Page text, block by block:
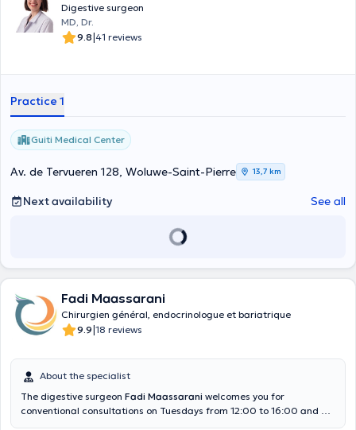
Digestive surgeon
MD, Dr.
9.8|41 reviews
Practice 1
Guiti Medical Center
Av. de Tervueren 128, Woluwe-Saint-Pierre 13,7 km
Next availability See all
Fadi Maassarani
Chirurgien général, endocrinologue et bariatrique
9.9|18 reviews
About the specialist
The digestive surgeon Fadi Maassarani welcomes you for
conventional consultations on Tuesdays from 12:00 to 16:00 and on